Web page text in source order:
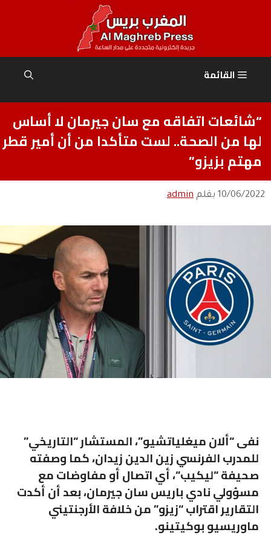
القائمة
“شائعات اتفاقه مع سان جيرمان لا أساس
لها من الصحة.. لست متأكدا من أن أمير قطر
مهتم بزيزو”
10/06/2022 بقلم admin
نفى “ألان ميغلياتشيو”، المستشار “التاريخي”
للمدرب الفرنسيزين الدين زيدان، كما وصفته
صحيفة “ليكيب“، أي اتصال أو مفاوضات مع
مسؤولي ناديباريس سان جيرمان، بعد أن أكدت
التقارير اقتراب “زيزو” من خلافة الأرجنتيني
ماوريسيو بوكيتينو.